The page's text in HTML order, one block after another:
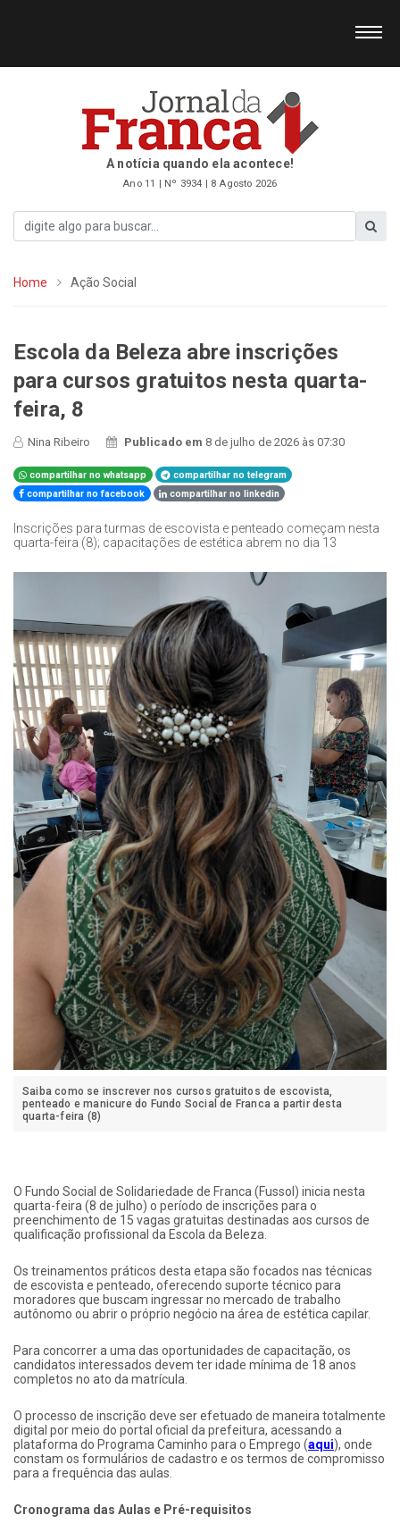
A notícia quando ela acontece!
Ano 11 | Nº 3934 | 8 Agosto 2026
Home Ação Social
Escola da Beleza abre inscrições
para cursos gratuitos nesta quarta-
feira, 8
Nina Ribeiro Publicado em 8 de julho de 2026 às 07:30
compartilhar no whatsapp
compartilhar no telegram
compartilhar no facebook
compartilhar no linkedin
Inscrições para turmas de escovista e penteado começam nesta
quarta-feira (8); capacitações de estética abrem no dia 13
Saiba como se inscrever nos cursos gratuitos de escovista,
penteado e manicure do Fundo Social de Franca a partir desta
quarta-feira (8)
O Fundo Social de Solidariedade de Franca (Fussol) inicia nesta
quarta-feira (8 de julho) o período de inscrições para o
preenchimento de 15 vagas gratuitas destinadas aos cursos de
qualificação profissional da Escola da Beleza.
Os treinamentos práticos desta etapa são focados nas técnicas
de escovista e penteado, oferecendo suporte técnico para
moradores que buscam ingressar no mercado de trabalho
autônomo ou abrir o próprio negócio na área de estética capilar.
Para concorrer a uma das oportunidades de capacitação, os
candidatos interessados devem ter idade mínima de 18 anos
completos no ato da matrícula.
O processo de inscrição deve ser efetuado de maneira totalmente
digital por meio do portal oficial da prefeitura, acessando a
plataforma do Programa Caminho para o Emprego (aqui), onde
constam os formulários de cadastro e os termos de compromisso
para a frequência das aulas.
Cronograma das Aulas e Pré-requisitos